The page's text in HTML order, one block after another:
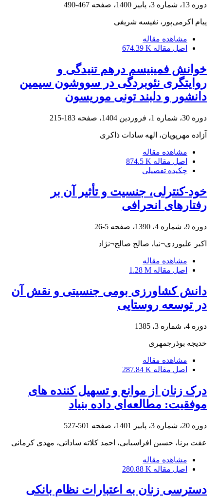
دوره 13، شماره 3، پاییز 1400، صفحه 467-490
پیام اکرمی‌پور، نفیسه شریفی
مشاهده مقاله
اصل مقاله 674.39 K
خوانش فمینیسم درهم تنیدگی و
روایتگری نئوبردگی در سووشون سیمین
دانشور و دلبند تونی موریسون
دوره 30، شماره 1، فروردین 1404، صفحه 183-215
آزاده مهرپویان، الهه سادات ذاکری
مشاهده مقاله
اصل مقاله 874.5 K
چکیده تفصیلی
خود-کنترلی، جنسیت و تأثیر آن بر
رفتارهای انحرافی
دوره 9، شماره 4، 1390، صفحه 5-26
اکبر علیوردی¬نیا، صالح صالح¬نژاد
مشاهده مقاله
اصل مقاله 1.28 M
دانش کشاورزی بومی جنسیتی و نقش آن
در توسعه روستایی
دوره 4، شماره 3، 1385
خدیجه بوذرجمهری
مشاهده مقاله
اصل مقاله 287.84 K
درک زنان از موانع و تسهیل‏ کننده‏ های
موفقیت: مطالعه‌ای داده ‏بنیاد
دوره 20، شماره 3، پاییز 1401، صفحه 501-527
عفت برنا، حسین افراسیابی، احمد کلاته ساداتی، مهدی کرمانی
مشاهده مقاله
اصل مقاله 280.88 K
دسترسی زنان به اعتبارات نظام بانکی